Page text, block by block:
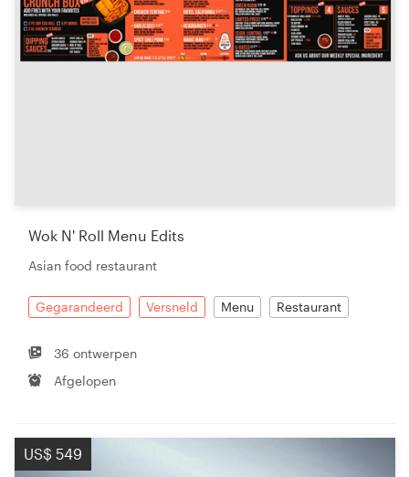
Wok N' Roll Menu Edits
Asian food restaurant
Gegarandeerd Versneld Menu Restaurant
36 ontwerpen
Afgelopen
US$ 549
Klantenservice
Bronnen
Prijzen
Word een designer
Blog